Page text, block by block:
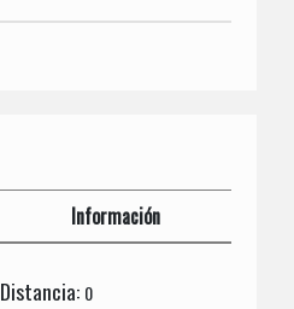
Información
Distancia: 0